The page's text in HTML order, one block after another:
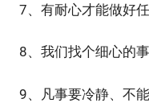
7、有耐心才能做好
8、我们找个细心的
9、凡事要冷静、不